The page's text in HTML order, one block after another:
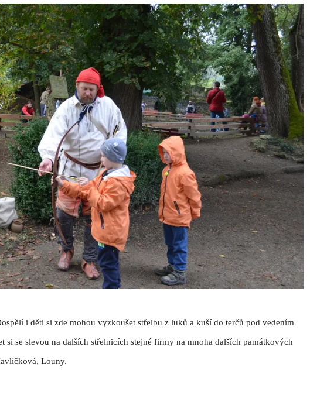
i děti si zde mohou vyzkoušet střelbu z luků a kuší do terčů pod vedením
si se slevou na dalších střelnicích stejné firmy na mnoha dalších památkových
Louny.